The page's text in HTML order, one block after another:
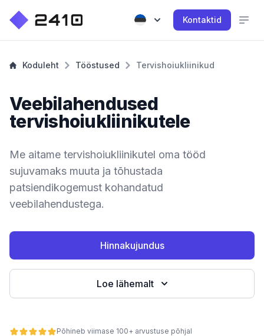
Kontaktid
Koduleht Tööstused Tervishoiukliinikud
Veebilahendused
tervishoiukliinikutele
Me aitame tervishoiukliinikutel oma tööd
sujuvamaks muuta ja tõhustada
patsiendikogemust kohandatud
veebilahendustega.
Hinnakujundus
Loe lähemalt
Põhineb viimase 100+ arvustuse põhjal